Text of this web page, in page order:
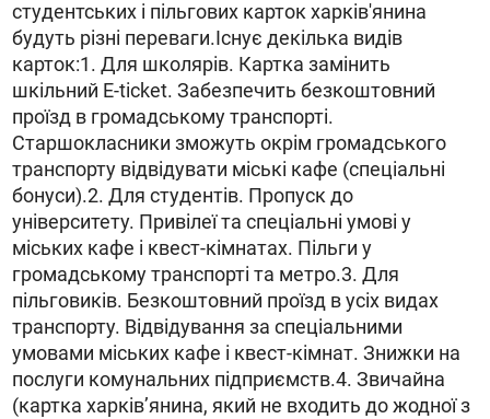
студентських і пільгових карток харків'янина
будуть різні переваги.Існує декілька видів
карток:1. Для школярів. Картка замінить
шкільний Е-ticket. Забезпечить безкоштовний
проїзд в громадському транспорті.
Старшокласники зможуть окрім громадського
транспорту відвідувати міські кафе (спеціальні
бонуси).2. Для студентів. Пропуск до
університету. Привілеї та спеціальні умові у
міських кафе і квест-кімнатах. Пільги у
громадському транспорті та метро.3. Для
пільговиків. Безкоштовний проїзд в усіх видах
транспорту. Відвідування за спеціальними
умовами міських кафе і квест-кімнат. Знижки на
послуги комунальних підприємств.4. Звичайна
(картка харків’янина, який не входить до жодної з